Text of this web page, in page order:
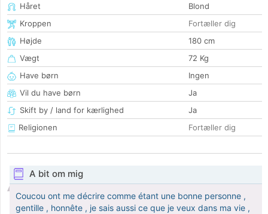
Håret
Blond
Kroppen
Fortæller dig
Højde
180 cm
Vægt
72 Kg
Have børn
Ingen
Vil du have børn
Ja
Skift by / land for kærlighed
Ja
Religionen
Fortæller dig
A bit om mig
Coucou ont me décrire comme étant une bonne personne ,
gentille , honnête , je sais aussi ce que je veux dans ma vie ,